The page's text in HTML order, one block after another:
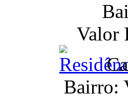
Valor
Bairro: